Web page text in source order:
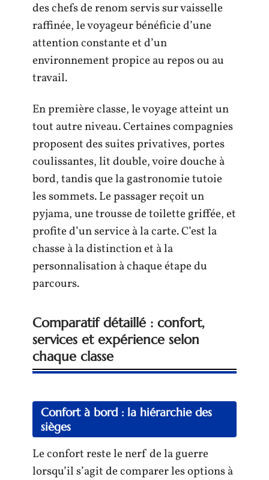
des chefs de renom servis sur vaisselle
raffinée, le voyageur bénéficie d’une
attention constante et d’un
environnement propice au repos ou au
travail.
En première classe, le voyage atteint un
tout autre niveau. Certaines compagnies
proposent des suites privatives, portes
coulissantes, lit double, voire douche à
bord, tandis que la gastronomie tutoie
les sommets. Le passager reçoit un
pyjama, une trousse de toilette griffée, et
profite d’un service à la carte. C’est la
chasse à la distinction et à la
personnalisation à chaque étape du
parcours.
Comparatif détaillé : confort,
services et expérience selon
chaque classe
Confort à bord : la hiérarchie des
sièges
Le confort reste le nerf de la guerre
lorsqu’il s’agit de comparer les options à